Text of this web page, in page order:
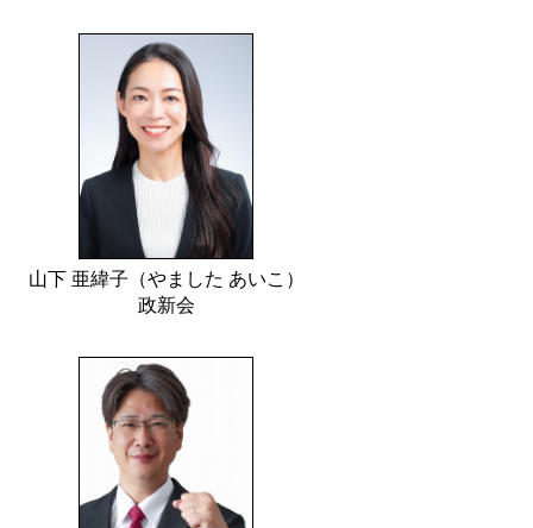
山下 亜緯子（やました あいこ）
政新会